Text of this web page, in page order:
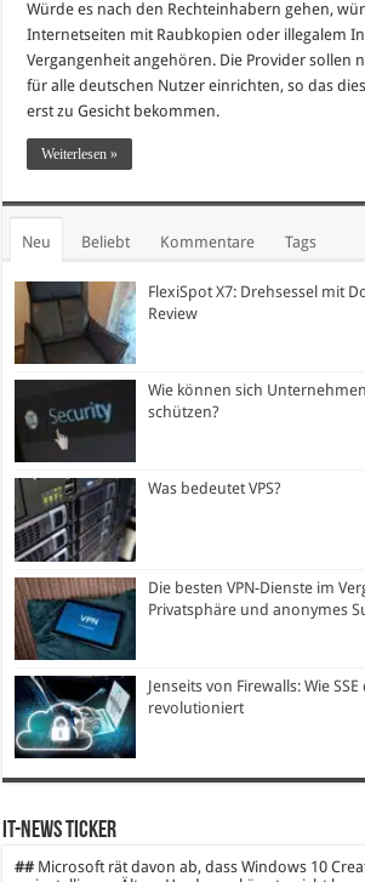
Würde es nach den Rechteinhabern gehen,
Internetseiten mit Raubkopien oder illegalem
Vergangenheit angehören. Die Provider sollen
für alle deutschen Nutzer einrichten, so das
erst zu Gesicht bekommen.
Weiterlesen »
Neu Beliebt Kommentare Tags
FlexiSpot X7: Drehsessel mit
Review
Wie können sich
schützen?
Was bedeutet VPS?
Die besten VPN-Dienste im
Privatsphäre und anonymes
Jenseits von Firewalls: Wie
revolutioniert
IT-News Ticker
## Microsoft rät davon ab, dass Windows 10